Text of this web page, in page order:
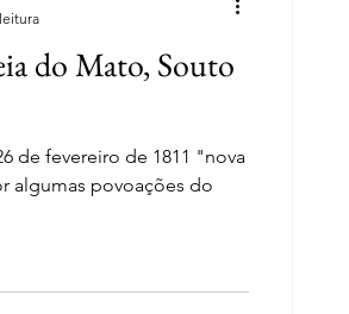
do Mato, Souto
de fevereiro de 1811 "nova
algumas povoações do